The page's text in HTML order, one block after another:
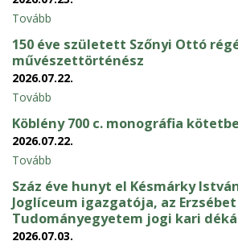
Tovább
150 éve született Szőnyi Ottó
művészettörténész
2026.07.22.
Tovább
Köblény 700 c. monográfia
2026.07.22.
Tovább
Száz éve hunyt el Késmárky
Joglíceum igazgatója, az Erzsébet
Tudományegyetem jogi kari
2026.07.03.